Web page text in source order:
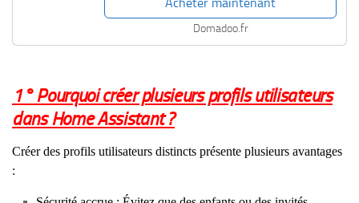
Domadoo.fr
1° Pourquoi créer plusieurs profils utilisateurs
dans Home Assistant ?
Créer des profils utilisateurs distincts présente plusieurs avantages
: